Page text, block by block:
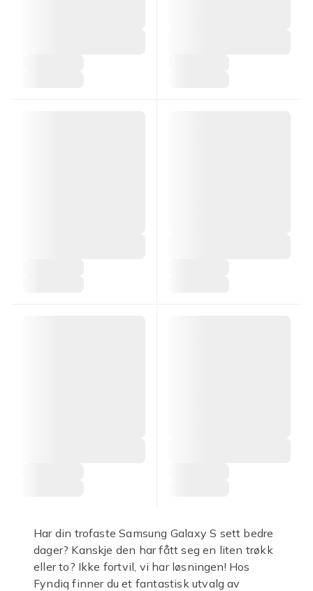
Har din trofaste Samsung Galaxy S sett bedre
dager? Kanskje den har fått seg en liten trøkk
eller to? Ikke fortvil, vi har løsningen! Hos
Fyndiq finner du et fantastisk utvalg av